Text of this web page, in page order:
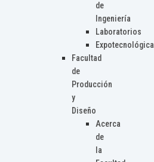
de
Ingeniería
Laboratorios
Expotecnológica
Facultad
de
Producción
y
Diseño
Acerca
de
la